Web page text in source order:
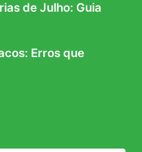
de Julho: Guia
Erros que